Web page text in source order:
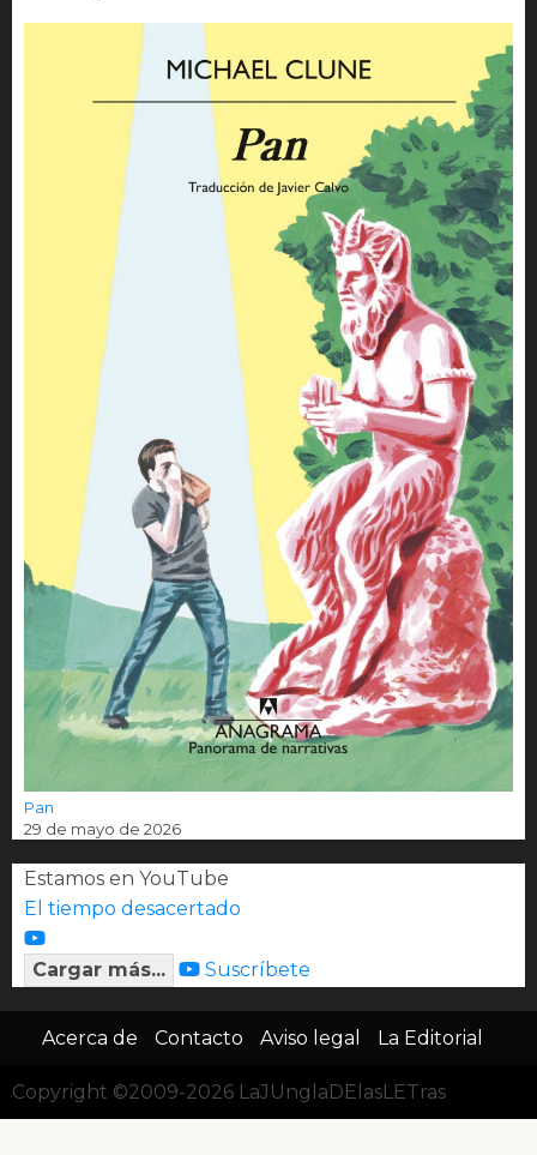
Pan
29 de mayo de 2026
Estamos en YouTube
El tiempo desacertado
Cargar más... Suscríbete
Acerca de Contacto Aviso legal La Editorial
Copyright ©2009-2026 LaJUnglaDElasLETras